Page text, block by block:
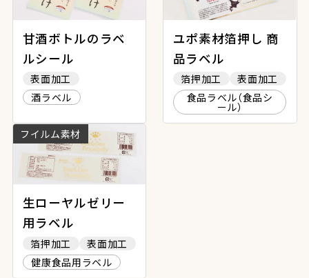
甘酒ボトルのラベ
ルシール
表面加工
酒ラベル
ユポ素材箔押し 商
品ラベル
箔押加工
表面加工
食品ラベル（食品シ
ール）
フイルム素材
生ローヤルゼリー
用ラベル
箔押加工
表面加工
健康食品用ラベル